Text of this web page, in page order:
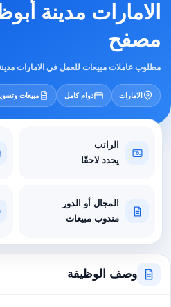
الامارات مدينة
مصفح
مطلوب عاملات مبيعات للعمل في الامارات
الامارات دوام كامل مبيعات
الراتب
يحدد لاحقًا
المجال أو الدور
مندوب مبيعات
وصف الوظيفة